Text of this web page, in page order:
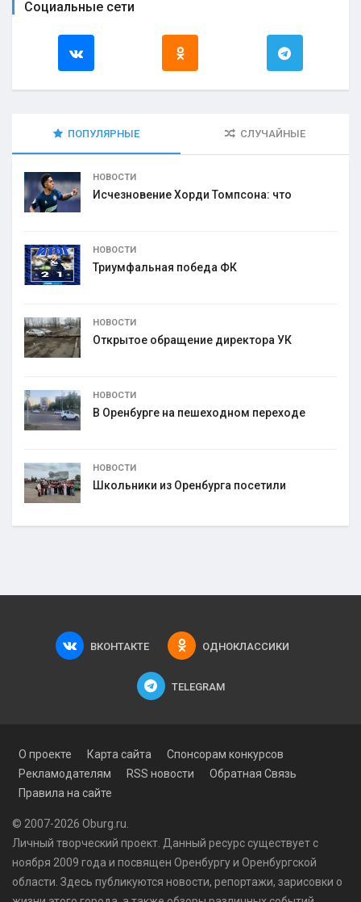
Социальные сети
ПОПУЛЯРНЫЕ СЛУЧАЙНЫЕ
НОВОСТИ
Исчезновение Хорди Томпсона: что
НОВОСТИ
Триумфальная победа ФК
НОВОСТИ
Открытое обращение директора УК
НОВОСТИ
В Оренбурге на пешеходном переходе
НОВОСТИ
Школьники из Оренбурга посетили
ВКОНТАКТЕ ОДНОКЛАССИКИ
TELEGRAM
О проекте Карта сайта
Спонсорам конкурсов
Рекламодателям
RSS новости
Обратная Связь
Правила на сайте
© 2007-2026 Oburg.ru.
Личный творческий проект. Данный ресурс существует с
ноября 2009 года и посвящен Оренбургу и Оренбургской
области. Здесь публикуются новости, репортажи, зарисовки о